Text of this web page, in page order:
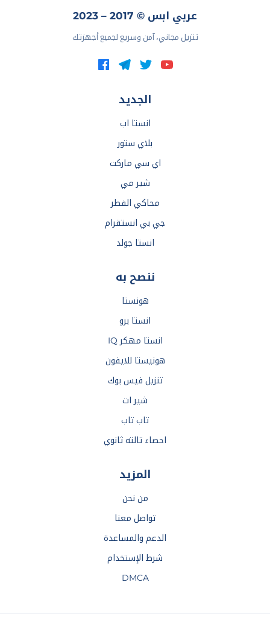
عربي ابس © 2017 – 2023
تنزيل مجاني، آمن وسريع لجميع أجهزتك
الجديد
انستا اب
بلاي ستور
اي سي ماركت
شير مي
محاكي الفطر
جي بي انستقرام
انستا جولد
ننصح به
هونستا
انستا برو
انستا مهكر IQ
هونيستا للايفون
تنزيل فيس بوك
شير ات
تاب تاب
احصاء تالته ثانوي
المزيد
من نحن
تواصل معنا
الدعم والمساعدة
شرط الإستخدام
DMCA